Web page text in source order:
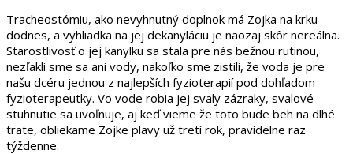
Tracheostómiu, ako nevyhnutný doplnok má Zojka na krku
dodnes, a vyhliadka na jej dekanyláciu je naozaj skôr nereálna.
Starostlivosť o jej kanylku sa stala pre nás bežnou rutinou,
nezľakli sme sa ani vody, nakoľko sme zistili, že voda je pre
našu dcéru jednou z najlepších fyzioterapií pod dohľadom
fyzioterapeutky. Vo vode robia jej svaly zázraky, svalové
stuhnutie sa uvoľnuje, aj keď vieme že toto bude beh na dlhé
trate, obliekame Zojke plavy už tretí rok, pravidelne raz
týždenne.